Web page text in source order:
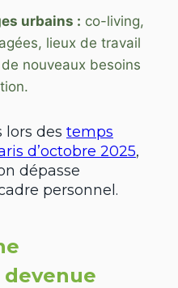
urbains : co-living,
lieux de travail
nouveaux besoins
lors des temps
d’octobre 2025,
dépasse
personnel.